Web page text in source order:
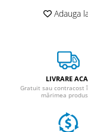
Masina Electrica 25
Scutere Electrice
Cu 2 Roti
Cu 3 Roti fara Permis
Adauga
LIVRARE
Gratuit sau contracost
mărimea